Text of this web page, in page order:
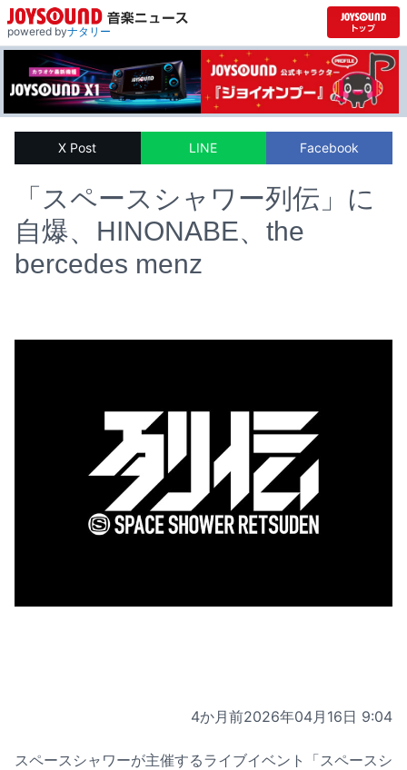
powered byナタリー
X Post LINE Facebook
「スペースシャワー列伝」に
自爆、HINONABE、the
bercedes menz
4か月前2026年04月16日 9:04
スペースシャワーが主催するライブイベント「スペースシ